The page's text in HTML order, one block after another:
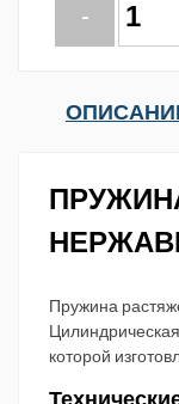
-
Пружина
которой